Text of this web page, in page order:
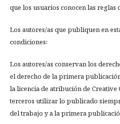
que los usuarios conocen las reglas
Los autores/as que publiquen en
condiciones:
Los autores/as conservan los
el derecho de la primera
la licencia de atribución de Creative
terceros utilizar lo publicado
del trabajo y a la primera